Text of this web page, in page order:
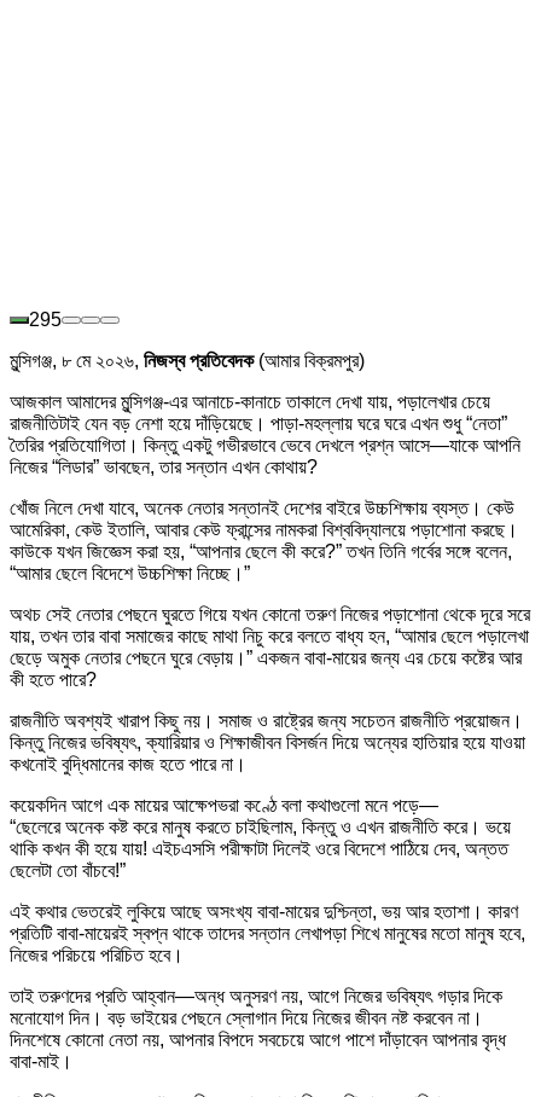
295
মুন্সিগঞ্জ, ৮ মে ২০২৬, নিজস্ব প্রতিবেদক (আমার বিক্রমপুর)
আজকাল আমাদের মুন্সিগঞ্জ-এর আনাচে-কানাচে তাকালে দেখা যায়, পড়ালেখার চেয়ে
রাজনীতিটাই যেন বড় নেশা হয়ে দাঁড়িয়েছে। পাড়া-মহল্লায় ঘরে ঘরে এখন শুধু “নেতা”
তৈরির প্রতিযোগিতা। কিন্তু একটু গভীরভাবে ভেবে দেখলে প্রশ্ন আসে—যাকে আপনি
নিজের “লিডার” ভাবছেন, তার সন্তান এখন কোথায়?
খোঁজ নিলে দেখা যাবে, অনেক নেতার সন্তানই দেশের বাইরে উচ্চশিক্ষায় ব্যস্ত। কেউ
আমেরিকা, কেউ ইতালি, আবার কেউ ফ্রান্সের নামকরা বিশ্ববিদ্যালয়ে পড়াশোনা করছে।
কাউকে যখন জিজ্ঞেস করা হয়, “আপনার ছেলে কী করে?” তখন তিনি গর্বের সঙ্গে বলেন,
“আমার ছেলে বিদেশে উচ্চশিক্ষা নিচ্ছে।”
অথচ সেই নেতার পেছনে ঘুরতে গিয়ে যখন কোনো তরুণ নিজের পড়াশোনা থেকে দূরে সরে
যায়, তখন তার বাবা সমাজের কাছে মাথা নিচু করে বলতে বাধ্য হন, “আমার ছেলে পড়ালেখা
ছেড়ে অমুক নেতার পেছনে ঘুরে বেড়ায়।” একজন বাবা-মায়ের জন্য এর চেয়ে কষ্টের আর
কী হতে পারে?
রাজনীতি অবশ্যই খারাপ কিছু নয়। সমাজ ও রাষ্ট্রের জন্য সচেতন রাজনীতি প্রয়োজন।
কিন্তু নিজের ভবিষ্যৎ, ক্যারিয়ার ও শিক্ষাজীবন বিসর্জন দিয়ে অন্যের হাতিয়ার হয়ে যাওয়া
কখনোই বুদ্ধিমানের কাজ হতে পারে না।
কয়েকদিন আগে এক মায়ের আক্ষেপভরা কণ্ঠে বলা কথাগুলো মনে পড়ে—
“ছেলেরে অনেক কষ্ট করে মানুষ করতে চাইছিলাম, কিন্তু ও এখন রাজনীতি করে। ভয়ে
থাকি কখন কী হয়ে যায়! এইচএসসি পরীক্ষাটা দিলেই ওরে বিদেশে পাঠিয়ে দেব, অন্তত
ছেলেটা তো বাঁচবে!”
এই কথার ভেতরেই লুকিয়ে আছে অসংখ্য বাবা-মায়ের দুশ্চিন্তা, ভয় আর হতাশা। কারণ
প্রতিটি বাবা-মায়েরই স্বপ্ন থাকে তাদের সন্তান লেখাপড়া শিখে মানুষের মতো মানুষ হবে,
নিজের পরিচয়ে পরিচিত হবে।
তাই তরুণদের প্রতি আহ্বান—অন্ধ অনুসরণ নয়, আগে নিজের ভবিষ্যৎ গড়ার দিকে
মনোযোগ দিন। বড় ভাইয়ের পেছনে স্লোগান দিয়ে নিজের জীবন নষ্ট করবেন না।
দিনশেষে কোনো নেতা নয়, আপনার বিপদে সবচেয়ে আগে পাশে দাঁড়াবেন আপনার বৃদ্ধ
বাবা-মাই।